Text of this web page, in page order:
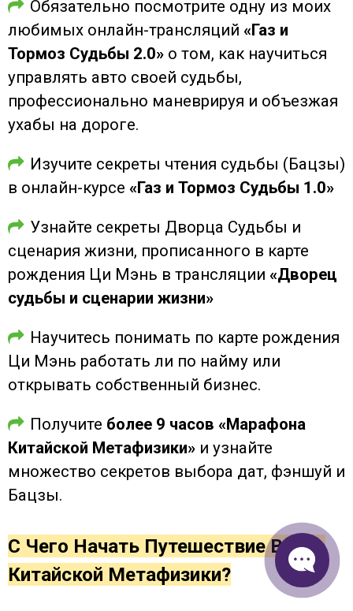
Обязательно посмотрите одну из моих
любимых онлайн-трансляций «Газ и
Тормоз Судьбы 2.0» о том, как научиться
управлять авто своей судьбы,
профессионально маневрируя и объезжая
ухабы на дороге.
Изучите секреты чтения судьбы (Бацзы)
в онлайн-курсе «Газ и Тормоз Судьбы 1.0»
Узнайте секреты Дворца Судьбы и
сценария жизни, прописанного в карте
рождения Ци Мэнь в трансляции «Дворец
судьбы и сценарии жизни»
Научитесь понимать по карте рождения
Ци Мэнь работать ли по найму или
открывать собственный бизнес.
Получите более 9 часов «Марафона
Китайской Метафизики» и узнайте
множество секретов выбора дат, фэншуй и
Бацзы.
С Чего Начать Путешествие В Мир
Китайской Метафизики?